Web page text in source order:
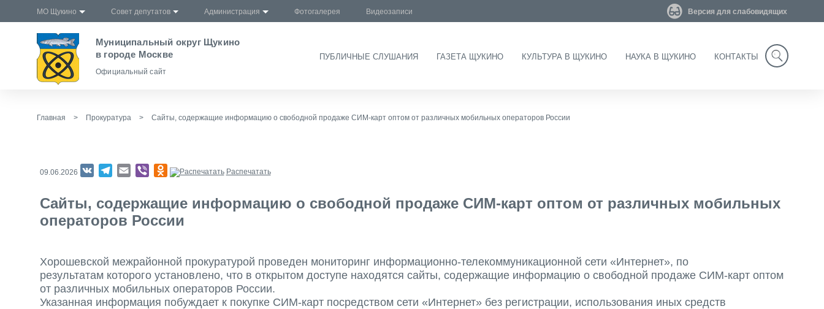
МО Щукино Совет депутатов Администрация Фотогалерея Видеозаписи Версия для слабовидящих
Муниципальный округ Щукино
в городе Москве
Официальный сайт
ПУБЛИЧНЫЕ СЛУШАНИЯ ГАЗЕТА ЩУКИНО КУЛЬТУРА В ЩУКИНО НАУКА В ЩУКИНО КОНТАКТЫ
Search
Главная > Прокуратура > Сайты, содержащие информацию о свободной продаже СИМ-карт оптом от различных мобильных операторов России
09.06.2026 VK Telegram
Email ViberOdnoklassnikiРаспечатать
Сайты, содержащие информацию о свободной продаже СИМ-карт оптом от различных мобильных
операторов России
Хорошевской межрайонной прокуратурой проведен мониторинг информационно-телекоммуникационной сети «Интернет», по
результатам которого установлено, что в открытом доступе находятся сайты, содержащие информацию о свободной продаже СИМ-карт оптом
от различных мобильных операторов России.
Указанная информация побуждает к покупке СИМ-карт посредством сети «Интернет» без регистрации, использования иных средств